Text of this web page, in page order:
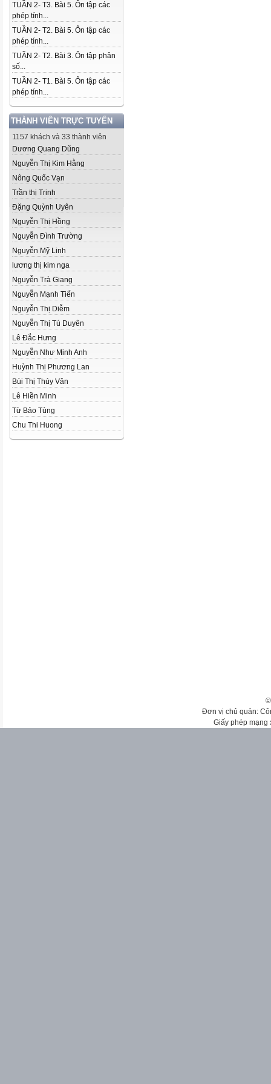
TUẦN 2- T3. Bài 5. Ôn tập các
phép tính...
TUẦN 2- T2. Bài 5. Ôn tập các
phép tính...
TUẦN 2- T2. Bài 3. Ôn tập phân
số...
TUẦN 2- T1. Bài 5. Ôn tập các
phép tính...
THÀNH VIÊN TRỰC TUYẾN
1157 khách và 33 thành viên
Dương Quang Dũng
Nguyễn Thị Kim Hằng
Nông Quốc Vạn
Trần thị Trinh
Đặng Quỳnh Uyên
Nguyễn Thị Hồng
Nguyễn Đình Trường
Nguyễn Mỹ Linh
lương thị kim nga
Nguyễn Trà Giang
Nguyễn Mạnh Tiến
Nguyễn Thị Diễm
Nguyễn Thị Tú Duyên
Lê Đắc Hưng
Nguyễn Như Minh Anh
Huỳnh Thị Phương Lan
Bùi Thị Thúy Vân
Lê Hiền Minh
Từ Bảo Tùng
Chu Thi Huong
Đơn vị chủ quản:
Giấy phép mạng